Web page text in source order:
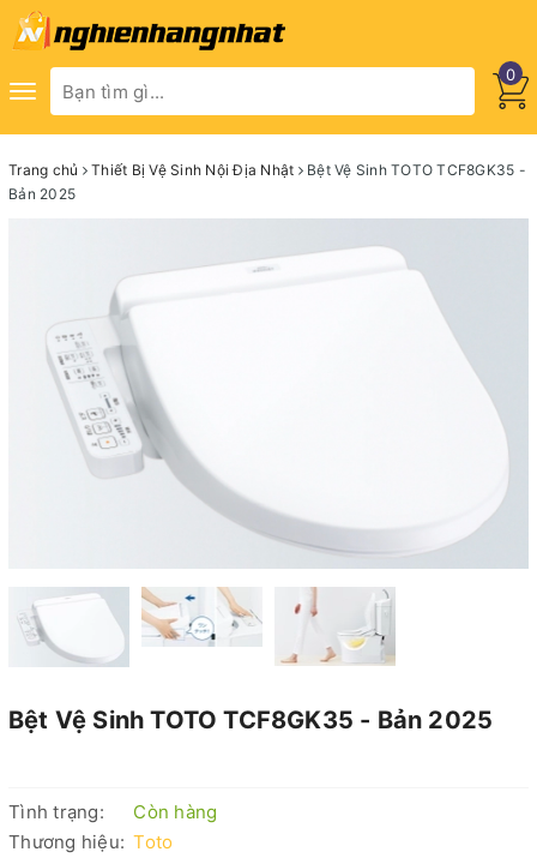
Toggle
0
Trang chủ Thiết Bị Vệ Sinh Nội Địa Nhật
Bệt Vệ Sinh TOTO TCF8GK35 -
Bản 2025
Bệt Vệ Sinh TOTO TCF8GK35 - Bản 2025
Tình trạng:
Còn hàng
Thương hiệu: Toto